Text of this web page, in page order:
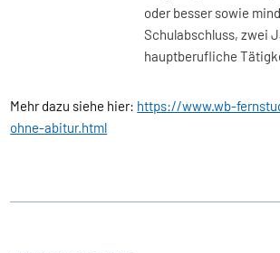
oder besser sowie
Schulabschluss, zwei
hauptberufliche
Mehr dazu siehe hier: https://www.wb-
ohne-abitur.html